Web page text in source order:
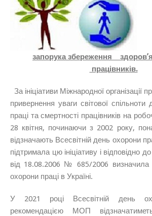
запорука збереження
працівників.
За ініціативи Міжнародної
привернення уваги світової
праці та смертності працівників на
28 квітня, починаючи з 2002 року,
відзначають Всесвітній день охорони
підтримала цю ініціативу і відповідно
від 18.08.2006 № 685/2006 визначила
охорони праці в Україні.
У 2021 році Всесвітній день
рекомендацією МОП